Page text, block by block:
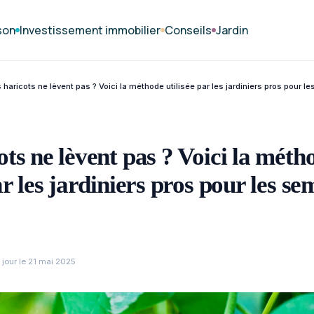
Investissement immobilier Conseils Jardin
haricots ne lèvent pas ? Voici la méthode utilisée par les jardiniers pros pour
ne lèvent pas ? Voici la
les jardiniers pros pour les
jour le 21 mai 2025